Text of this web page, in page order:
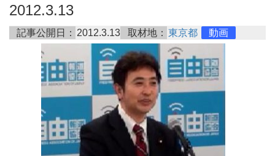
2012.3.13
記事公開日： 2012.3.13 取材地： 東京都 動画